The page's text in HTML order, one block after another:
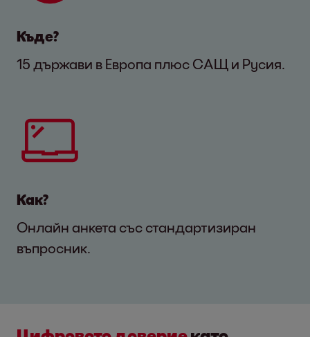
Къде?
15 държави в Европа плюс САЩ и Русия.
Как?
Онлайн анкета със стандартизиран
въпросник.